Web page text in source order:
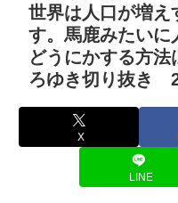
世界は人口が増え
す。馬鹿みたいに
どうにかする方
ろゆき切り抜き
X
LINE